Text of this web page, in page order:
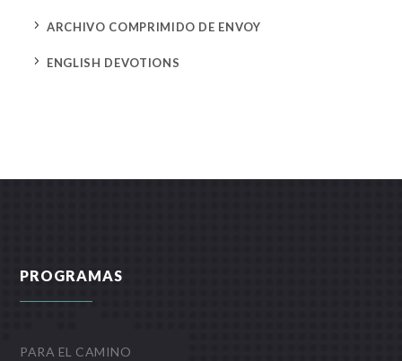
5 ARCHIVO COMPRIMIDO DE ENVOY
5 ENGLISH DEVOTIONS
PROGRAMAS
PARA EL CAMINO